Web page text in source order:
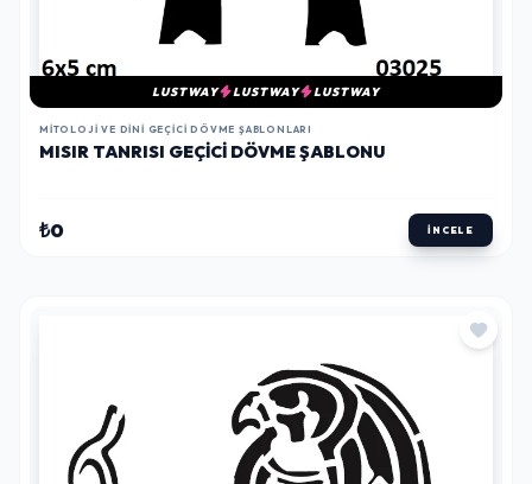
LUSTWAY LUSTWAY LUSTWAY
MITOLOJI VE DINI GEÇICI DÖVME ŞABLONLARI
MISIR TANRISI GEÇICI DÖVME ŞABLONU
₺0 İNCELE